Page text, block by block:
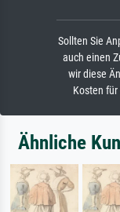
Sollten Sie
auch einen
wir diese
Kosten
Ähnliche